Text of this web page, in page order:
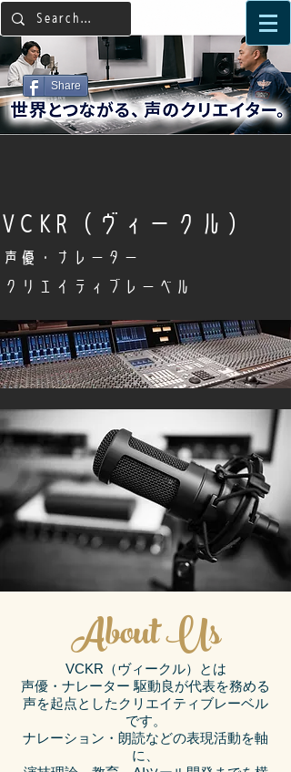
Share
​VCKR（ヴィークル）
声優・ナレーター
クリエイティブレーベル
About Us
VCKR（ヴィークル）とは
声優・ナレーター 駆動良が代表を務める
声を起点としたクリエイティブレーベル
です。
ナレーション・朗読などの表現活動を軸
に、